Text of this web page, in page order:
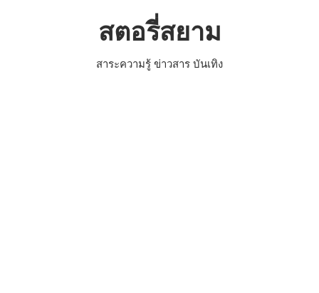
สตอรี่สยาม
สาระความรู้ ข่าวสาร บันเทิง